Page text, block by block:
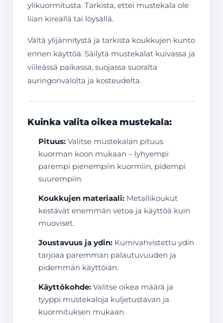
ylikuormitusta. Tarkista, ettei mustekala ole
liian kireällä tai löysällä.
Vältä ylijännitystä ja tarkista koukkujen kunto
ennen käyttöä. Säilytä mustekalat kuivassa ja
viileässä paikassa, suojassa suoralta
auringonvalolta ja kosteudelta.
Kuinka valita oikea mustekala:
Pituus: Valitse mustekalan pituus
kuorman koon mukaan – lyhyempi
parempi pienempiin kuormiin, pidempi
suurempiin.
Koukkujen materiaali: Metallikoukut
kestävät enemmän vetoa ja käyttöä kuin
muoviset.
Joustavuus ja ydin: Kumivahvistettu ydin
tarjoaa paremman palautuvuuden ja
pidemmän käyttöiän.
Käyttökohde: Valitse oikea määrä ja
tyyppi mustekaloja kuljetustavan ja
kuormituksen mukaan.